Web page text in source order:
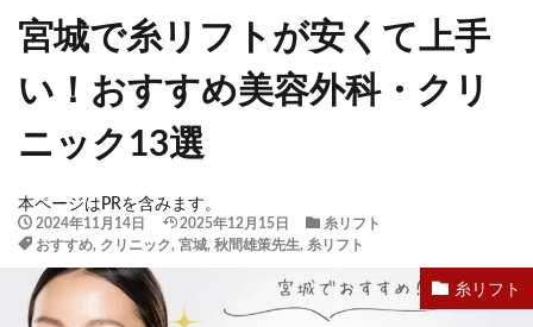
宮城で糸リフトが安くて上手
い！おすすめ美容外科・クリ
ニック13選
本ページはPRを含みます。
2024年11月14日 2025年12月15日
糸リフト
おすすめ, クリニック, 宮城, 秋間雄策先生, 糸リフト
糸リフト